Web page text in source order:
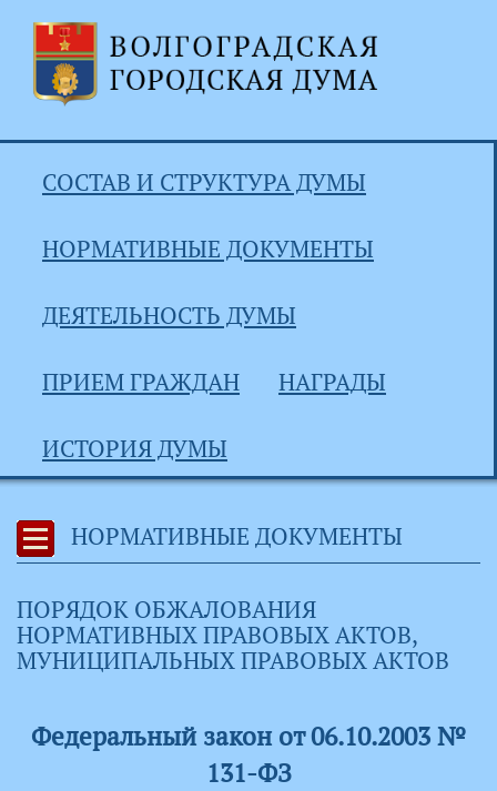
СОСТАВ И СТРУКТУРА ДУМЫ
НОРМАТИВНЫЕ ДОКУМЕНТЫ
ДЕЯТЕЛЬНОСТЬ ДУМЫ
ПРИЕМ ГРАЖДАН НАГРАДЫ
ИСТОРИЯ ДУМЫ
НОРМАТИВНЫЕ ДОКУМЕНТЫ
ПОРЯДОК ОБЖАЛОВАНИЯ
НОРМАТИВНЫХ ПРАВОВЫХ АКТОВ,
МУНИЦИПАЛЬНЫХ ПРАВОВЫХ АКТОВ
Федеральный закон от 06.10.2003 №
131-ФЗ